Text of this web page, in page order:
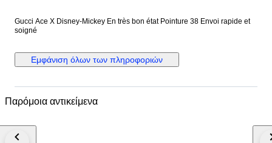
Gucci Ace X Disney-Mickey En très bon état Pointure 38 Envoi rapide et
soigné
Εμφάνιση όλων των πληροφοριών
Παρόμοια αντικείμενα